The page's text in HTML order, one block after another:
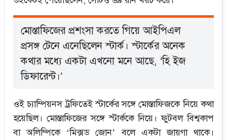
মোস্তাফিজের প্রশংসা করতে গিয়ে আইপিএল
প্রসঙ্গ টেনে এনেছিলেন স্টার্ক। স্টার্কের অনেক
কথার মধ্যে একটা এখনো মনে আছে, ‘হি ইজ
ডিফারেন্ট।’
ওই চ্যাম্পিয়নস ট্রফিতেই স্টার্কের সঙ্গে মোস্তাফিজকে নিয়ে কথা
হয়েছিল। মোস্তাফিজের সঙ্গে স্টার্ককে নিয়ে। ফুটবল বিশ্বকাপ
বা অলিম্পিকে ‘মিক্সড জোন’ বলে একটা জায়গা থাকে।